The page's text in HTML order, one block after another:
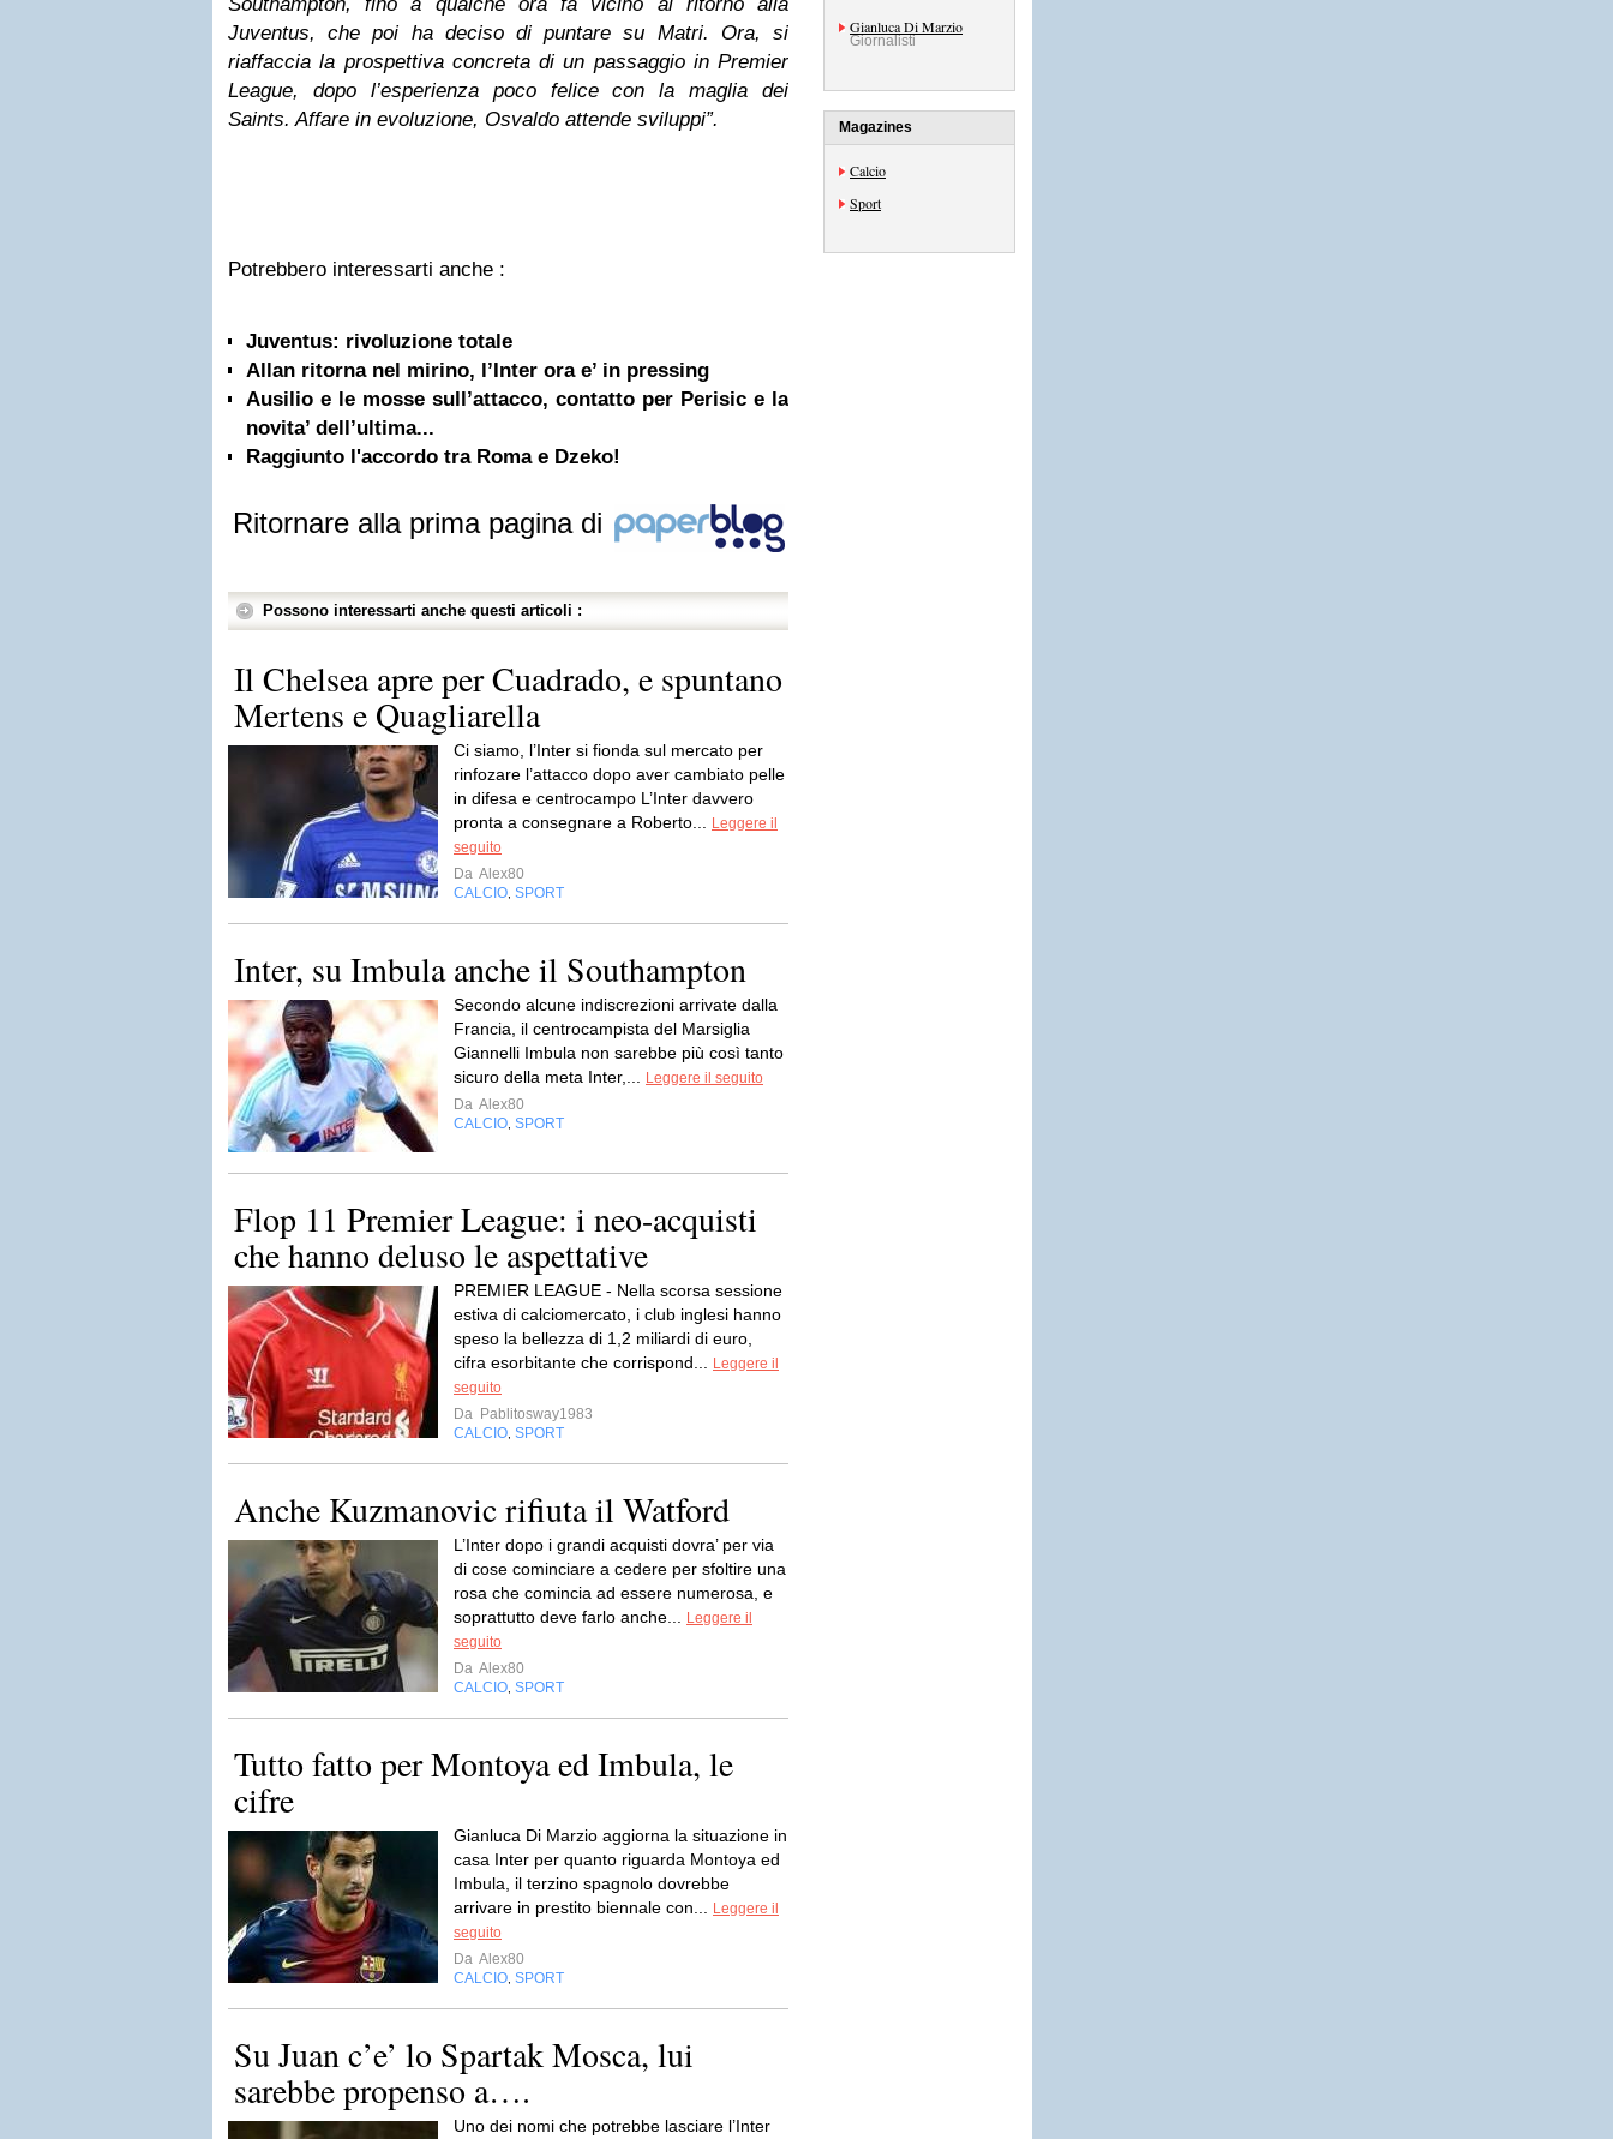
Juventus, che poi ha deciso di puntare su Matri. Ora, si
riaffaccia la prospettiva concreta di un passaggio in Premier
League, dopo l’esperienza poco felice con la maglia dei
Saints. Affare in evoluzione, Osvaldo attende sviluppi”.
Potrebbero interessarti anche :
Juventus: rivoluzione totale
Allan ritorna nel mirino, l’Inter ora e’ in pressing
Ausilio e le mosse sull’attacco, contatto per Perisic e la
novita’ dell’ultima...
Raggiunto l'accordo tra Roma e Dzeko!
Ritornare alla prima pagina di
Possono interessarti anche questi articoli :
Il Chelsea apre per Cuadrado, e spuntano
Mertens e Quagliarella
Ci siamo, l’Inter si fionda sul mercato per
rinfozare l’attacco dopo aver cambiato pelle
in difesa e centrocampo L’Inter davvero
pronta a consegnare a Roberto...
Leggere il
seguito
Da Alex80
CALCIO SPORT
Inter, su Imbula anche il Southampton
Secondo alcune indiscrezioni arrivate dalla
Francia, il centrocampista del Marsiglia
Giannelli Imbula non sarebbe più così tanto
sicuro della meta Inter,...
Leggere il seguito
Da Alex80
CALCIO SPORT
Flop 11 Premier League: i neo-acquisti
che hanno deluso le aspettative
PREMIER LEAGUE - Nella scorsa sessione
estiva di calciomercato, i club inglesi hanno
speso la bellezza di 1,2 miliardi di euro,
cifra esorbitante che corrispond...
Leggere il
seguito
Da Pablitosway1983
CALCIO SPORT
Anche Kuzmanovic rifiuta il Watford
L’Inter dopo i grandi acquisti dovra’ per via
di cose cominciare a cedere per sfoltire una
rosa che comincia ad essere numerosa, e
soprattutto deve farlo anche...
Leggere il
seguito
Da Alex80
CALCIO SPORT
Tutto fatto per Montoya ed Imbula, le
cifre
Gianluca Di Marzio aggiorna la situazione in
casa Inter per quanto riguarda Montoya ed
Imbula, il terzino spagnolo dovrebbe
arrivare in prestito biennale con...
Leggere il
seguito
Da Alex80
CALCIO SPORT
Su Juan c’e’ lo Spartak Mosca, lui
sarebbe propenso a….
Uno dei nomi che potrebbe lasciare l’Inter
Gianluca Di Marzio
Giornalisti
Magazines
Calcio
Sport